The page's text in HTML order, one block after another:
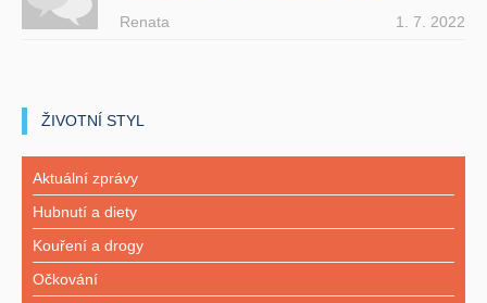
Renata 1. 7. 2022
ŽIVOTNÍ STYL
Aktuální zprávy
Hubnutí a diety
Kouření a drogy
Očkování